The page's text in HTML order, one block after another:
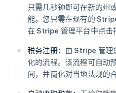
只需几秒钟即可在新的州
能。您只需在现有的
在 Stripe 管理平台中点击
税务注册： 由 Stripe 管理
化的流程。该流程可自动
间，并简化对当地法规的